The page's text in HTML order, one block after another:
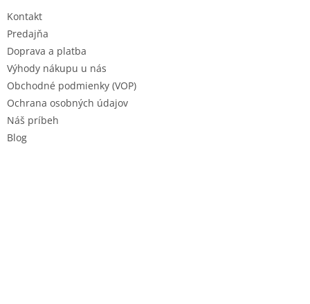
Kontakt
Predajňa
Doprava a platba
Výhody nákupu u nás
Obchodné podmienky (VOP)
Ochrana osobných údajov
Náš príbeh
Blog